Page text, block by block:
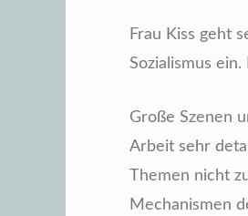
Frau Kiss geht
Sozialismus
Große Szenen
Arbeit sehr
Themen nicht
Mechanismen